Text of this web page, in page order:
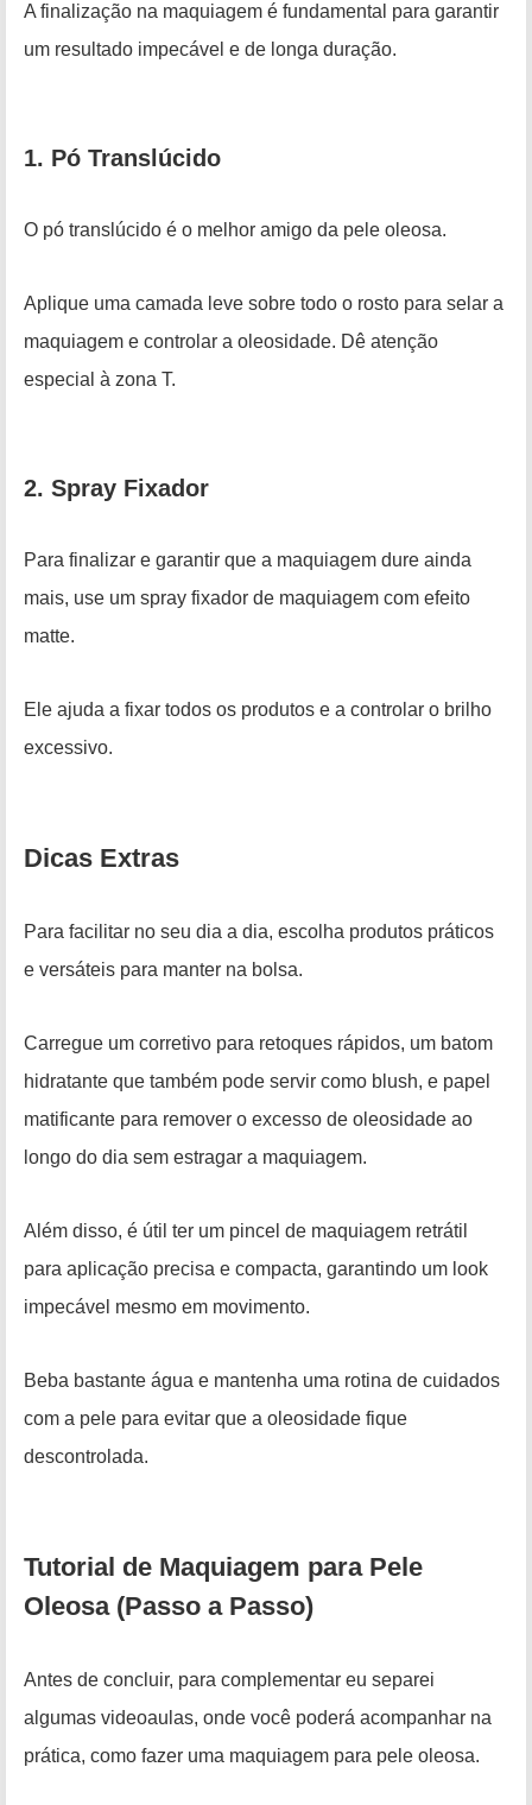
A finalização na maquiagem é fundamental para garantir
um resultado impecável e de longa duração.
1. Pó Translúcido
O pó translúcido é o melhor amigo da pele oleosa.
Aplique uma camada leve sobre todo o rosto para selar a
maquiagem e controlar a oleosidade. Dê atenção
especial à zona T.
2. Spray Fixador
Para finalizar e garantir que a maquiagem dure ainda
mais, use um spray fixador de maquiagem com efeito
matte.
Ele ajuda a fixar todos os produtos e a controlar o brilho
excessivo.
Dicas Extras
Para facilitar no seu dia a dia, escolha produtos práticos
e versáteis para manter na bolsa.
Carregue um corretivo para retoques rápidos, um batom
hidratante que também pode servir como blush, e papel
matificante para remover o excesso de oleosidade ao
longo do dia sem estragar a maquiagem.
Além disso, é útil ter um pincel de maquiagem retrátil
para aplicação precisa e compacta, garantindo um look
impecável mesmo em movimento.
Beba bastante água e mantenha uma rotina de cuidados
com a pele para evitar que a oleosidade fique
descontrolada.
Tutorial de Maquiagem para Pele
Oleosa (Passo a Passo)
Antes de concluir, para complementar eu separei
algumas videoaulas, onde você poderá acompanhar na
prática, como fazer uma maquiagem para pele oleosa.